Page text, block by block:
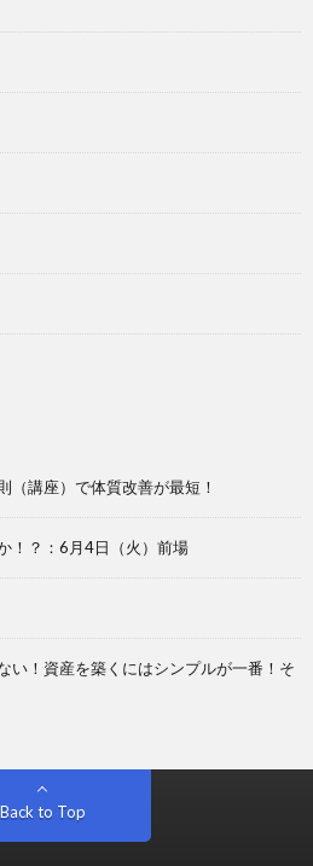
（講座）で体質改善が最短！
！？：6月4日（火）前場
い！資産を築くにはシンプルが一番！そ
Back to Top